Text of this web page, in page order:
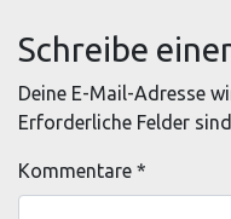
Schreibe
Deine E-Mail-Adresse
Erforderliche Felder
Kommentare *